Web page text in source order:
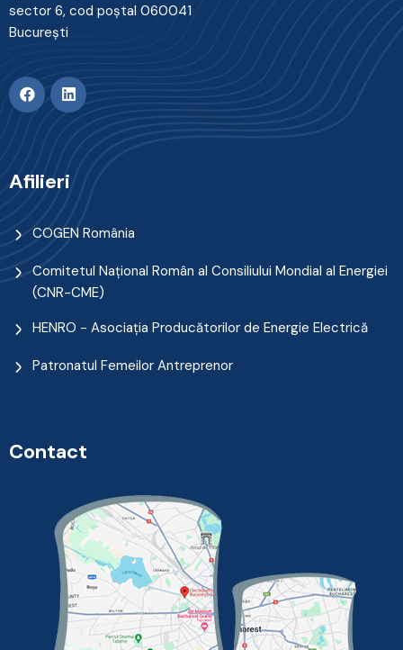
sector 6, cod poştal 060041
Bucureşti
Afilieri
COGEN România
Comitetul Naţional Român al Consiliului Mondial al Energiei
(CNR-CME)
HENRO - Asociația Producătorilor de Energie Electrică
Patronatul Femeilor Antreprenor
Contact